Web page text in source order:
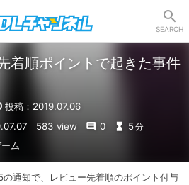
SEARCH
着順ポイントで起きた事件
投稿：2019.07.06
583 view 0 5分
ム
通知で、レビュー先着順のポイント付与